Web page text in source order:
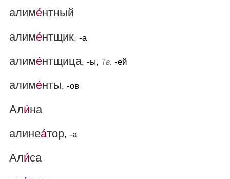
алиме́нтный
алиме́нтщик, -а
алиме́нтщица, -ы, Тв. -ей
алиме́нты, -ов
Али́на
алинеа́тор, -а
Али́са